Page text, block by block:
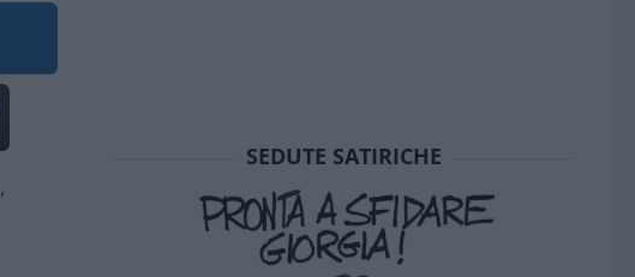
,
SEDUTE SATIRICHE